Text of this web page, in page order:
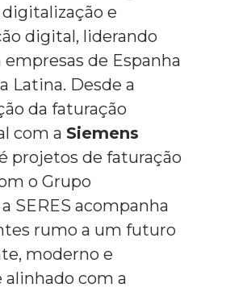
e
digital, liderando
de Espanha
Latina. Desde a
da faturação
com a Siemens
projetos de faturação
o Grupo
SERES acompanha
rumo a um futuro
moderno e
com a